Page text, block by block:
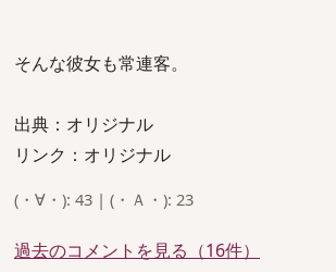
そんな彼女も常連客。
出典：オリジナル
リンク：オリジナル
(・∀・): 43 | (・Ａ・): 23
過去のコメントを見る（16件）